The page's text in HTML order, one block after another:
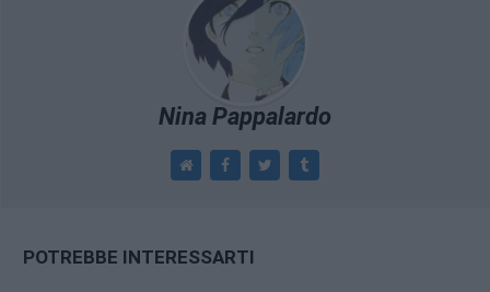
Nina Pappalardo
POTREBBE INTERESSARTI